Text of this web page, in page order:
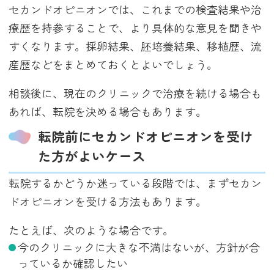
セカンドオピニオンでは、これまでの検査結果や治
療歴を持参することで、より具体的な意見を聞きや
すくなります。採卵結果、胚培養結果、移植歴、流
産歴などをまとめておくとよいでしょう。
相談後に、現在のクリニックで治療を続ける場合も
あれば、転院を決める場合もあります。
転院前にセカンドオピニオンを受け
た方がよいケース
転院するかどうか迷っている段階では、まずセカン
ドオピニオンを受ける方法もあります。
たとえば、次のような場合です。
今のクリニックに大きな不満はないが、方針が合
っているか確認したい